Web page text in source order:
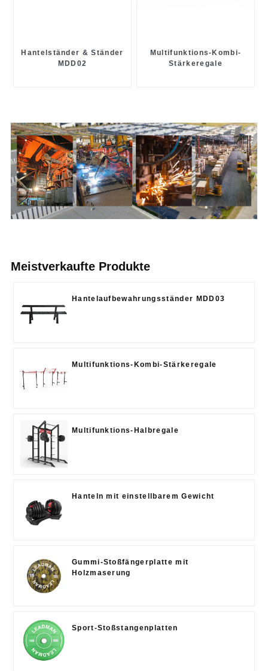
Hantelständer & Ständer
MDD02
Multifunktions-Kombi-
Stärkeregale
Meistverkaufte Produkte
Hantelaufbewahrungsständer MDD03
Multifunktions-Kombi-Stärkeregale
Multifunktions-Halbregale
Hanteln mit einstellbarem Gewicht
Gummi-Stoßfängerplatte mit
Holzmaserung
Sport-Stoßstangenplatten